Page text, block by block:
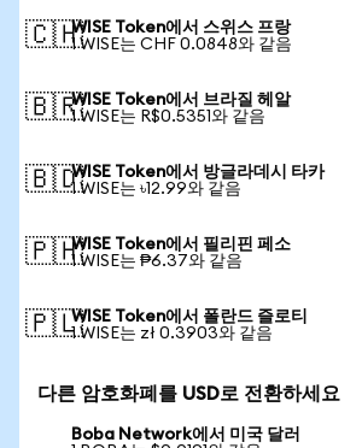
🇨🇭WISE Token에서 스위스 프랑
1 WISE는 CHF 0.0848와 같음
🇧🇷WISE Token에서 브라질 헤알
1 WISE는 R$0.5351와 같음
🇧🇩WISE Token에서 방글라데시 타카
1 WISE는 ৳12.99와 같음
🇵🇭WISE Token에서 필리핀 페소
1 WISE는 ₱6.37와 같음
🇵🇱WISE Token에서 폴란드 즐로티
1 WISE는 zł 0.3903와 같음
다른 암호화폐를 USD로 전환하세요
Boba Network에서 미국 달러